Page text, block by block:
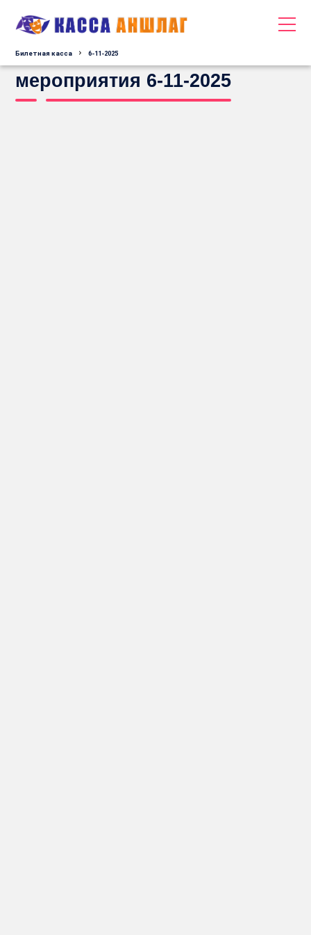
Билетная касса 6-11-2025
мероприятия 6-11-2025